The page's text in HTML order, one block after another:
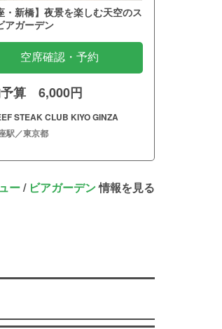
・新橋】夜景を楽しむ天空のス
アガーデン
空席確認・予約
算 6,000円
STEAK CLUB KIYO GINZA
駅／東京都
ー/ ビアガーデン情報を見る